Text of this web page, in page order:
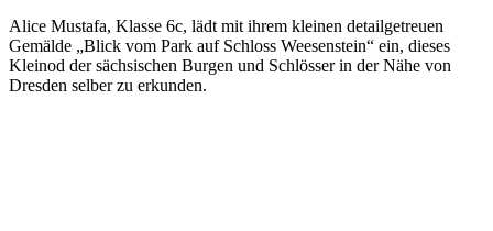
Alice Mustafa, Klasse 6c, lädt mit ihrem kleinen detailgetreuen
Gemälde „Blick vom Park auf Schloss Weesenstein“ ein, dieses
Kleinod der sächsischen Burgen und Schlösser in der Nähe von
Dresden selber zu erkunden.